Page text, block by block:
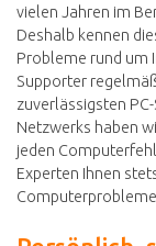
vielen Jahren im
Deshalb kennen
Probleme rund um
Supporter
zuverlässigsten
Netzwerks haben
jeden
Experten Ihnen